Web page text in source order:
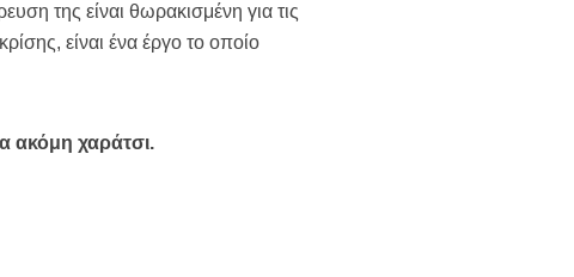
της είναι θωρακισμένη για τις
είναι ένα έργο το οποίο
ακόμη χαράτσι.